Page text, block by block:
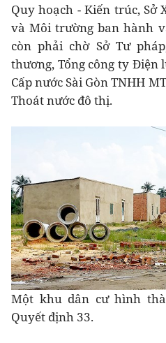
Quy hoạch - Kiến trúc, Sở
và Môi trường ban hành
còn phải chờ Sở Tư
thương, Tổng công ty Điện
Cấp nước Sài Gòn TNHH
Thoát nước đô thị.
Một khu dân cư hình
Quyết định 33.